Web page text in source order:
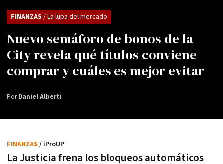
Nuevo semáforo de bonos de la
City revela qué títulos conviene
comprar y cuáles es mejor evitar
FINANZAS / La lupa del mercado
PorDaniel Alberti
La Justicia frena los bloqueos automáticos
FINANZAS / iProUP